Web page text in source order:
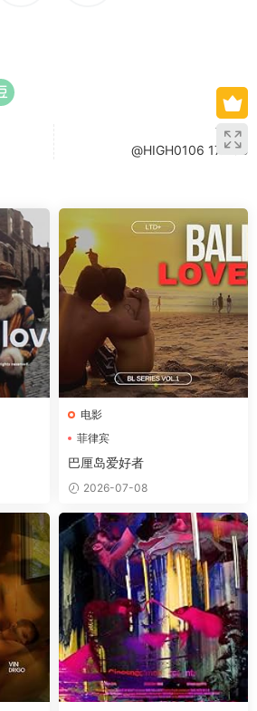
下一篇
@HIGH0106 17.7GB
电影
菲律宾
巴厘岛爱好者
2026-07-08